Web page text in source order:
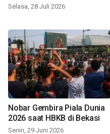
Selasa, 28 Juli 2026
Nobar Gembira Piala Dunia
2026 saat HBKB di Bekasi
Senin, 29 Juni 2026